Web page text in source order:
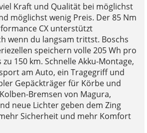
Kraft und Qualität bei möglichst
möglichst wenig Preis. Der 85 Nm
CX unterstützt
wenn du langsam trittst. Boschs
speichern volle 205 Wh pro
150 km. Schnelle Akku-Montage,
am Auto, ein Tragegriff und
Gepäckträger für Körbe und
Bremsen von Magura,
neue Lichter geben dem Zing
Sicherheit und mehr Komfort